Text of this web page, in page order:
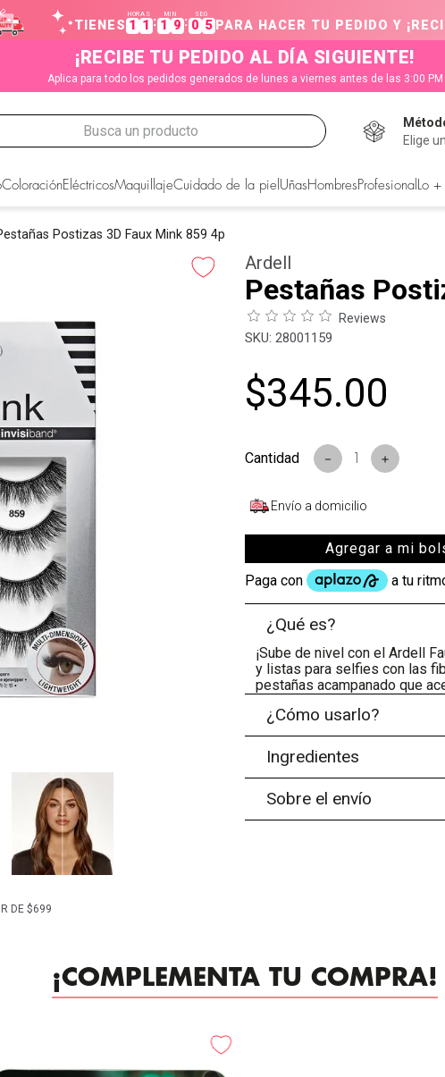
TIENES
HORAS
1 1 :
MIN
1 9 :
SEG
0 5PARA HACER TU PEDIDO Y
¡RECIBE TU PEDIDO AL DÍA SIGUIENTE!
Aplica para todo los pedidos generados de lunes a viernes antes de las 3:00 PM
Busca un producto
Elige
ColoraciónEléctricosMaquillajeCuidado de la piel Uñas Hombres Profesional Lo
Postizas 3D Faux Mink 859 4p
DE $699
Ardell
Pestañas
Reviews
: 28001159
$345.00
＋
－
Envío a domicilio
Agregar a mi
¿Qué es?
¡Sube de nivel con el Ardell
y listas para selfies con las
pestañas acampanado que
¿Cómo usarlo?
Ingredientes
Sobre el envío
¡COMPLEMENTA TU COMPRA!
BUSCADOS